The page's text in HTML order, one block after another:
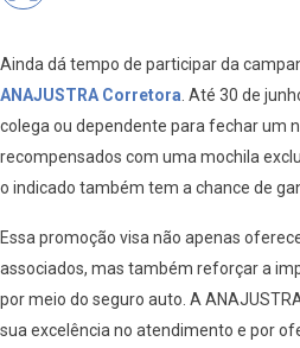
Ainda dá tempo de participar da
ANAJUSTRA Corretora. Até 30 de
colega ou dependente para fechar um
recompensados com uma mochila
o indicado também tem a chance de
Essa promoção visa não apenas
associados, mas também reforçar a
por meio do seguro auto. A
sua excelência no atendimento e por